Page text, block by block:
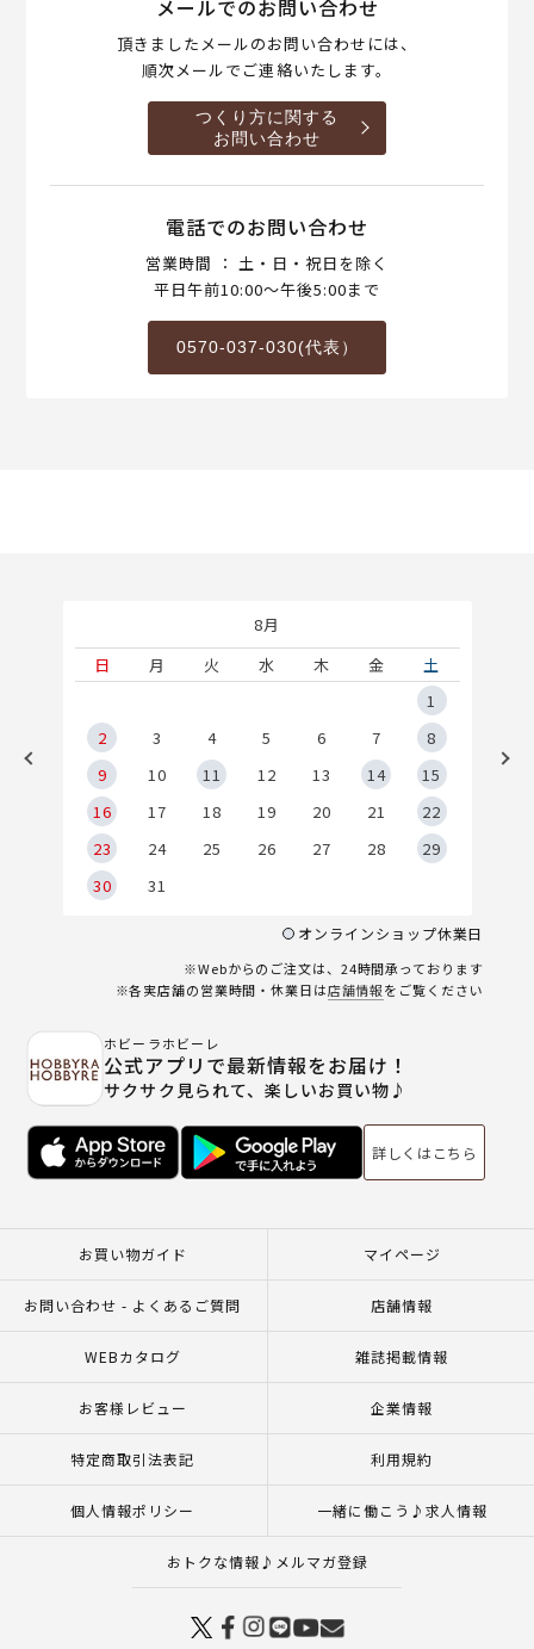
メールでのお問い合わせ
頂きましたメールのお問い合わせには、
順次メールでご連絡いたします。
つくり方に関する
お問い合わせ
電話でのお問い合わせ
営業時間 ： 土・日・祝日を除く
平日午前10:00～午後5:00まで
0570-037-030(代表）
8月
日
月 火 水 木 金
土
1
2
3 4 5 6 7
8
9
10 11 12 13 14
15
16
17 18 19 20 21
22
23
24 25 26 27 28
29
30
31
オンラインショップ休業日
※Webからのご注文は、24時間承っております
※各実店舗の営業時間・休業日は店舗情報をご覧ください
ホビーラホビーレ
公式アプリで最新情報をお届け！
サクサク見られて、楽しいお買い物♪
詳しくはこちら
お買い物ガイド マイページ
お問い合わせ - よくあるご質問 店舗情報
WEBカタログ 雑誌掲載情報
お客様レビュー 企業情報
特定商取引法表記 利用規約
個人情報ポリシー 一緒に働こう♪求人情報
おトクな情報♪メルマガ登録